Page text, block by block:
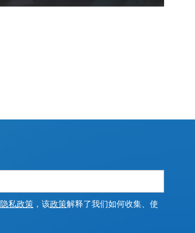
隐私政策 ，该政策解释了我们如何收集、使